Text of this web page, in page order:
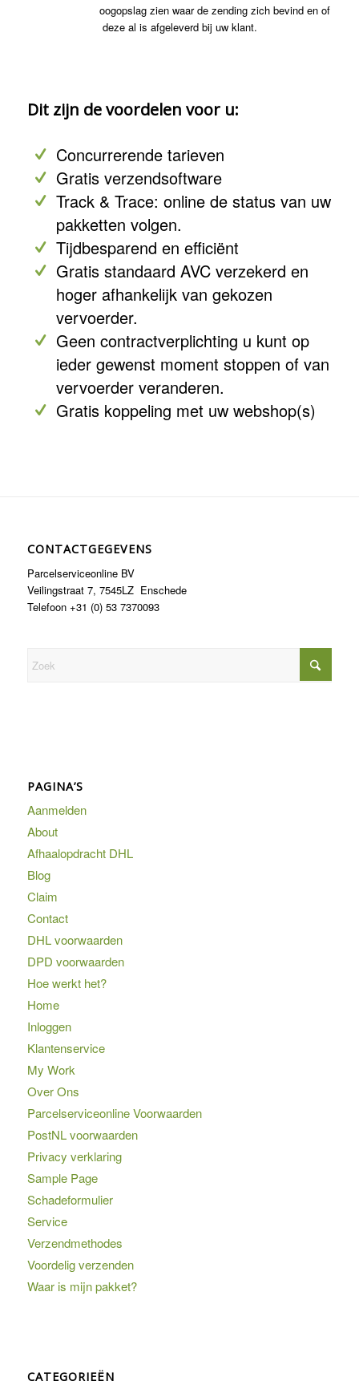
oogopslag zien waar de zending zich bevind en of
deze al is afgeleverd bij uw klant.
Dit zijn de voordelen voor u:
Concurrerende tarieven
Gratis verzendsoftware
Track & Trace: online de status van uw
pakketten volgen.
Tijdbesparend en efficiënt
Gratis standaard AVC verzekerd en
hoger afhankelijk van gekozen
vervoerder.
Geen contractverplichting u kunt op
ieder gewenst moment stoppen of van
vervoerder veranderen.
Gratis koppeling met uw webshop(s)
CONTACTGEGEVENS
Parcelserviceonline BV
Veilingstraat 7, 7545LZ Enschede
Telefoon +31 (0) 53 7370093
PAGINA’S
Aanmelden
About
Afhaalopdracht DHL
Blog
Claim
Contact
DHL voorwaarden
DPD voorwaarden
Hoe werkt het?
Home
Inloggen
Klantenservice
My Work
Over Ons
Parcelserviceonline Voorwaarden
PostNL voorwaarden
Privacy verklaring
Sample Page
Schadeformulier
Service
Verzendmethodes
Voordelig verzenden
Waar is mijn pakket?
CATEGORIEËN